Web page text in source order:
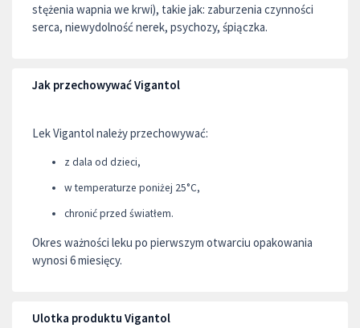
stężenia wapnia we krwi), takie jak: zaburzenia czynności
serca, niewydolność nerek, psychozy, śpiączka.
Jak przechowywać Vigantol
Lek Vigantol należy przechowywać:
z dala od dzieci,
w temperaturze poniżej 25°C,
chronić przed światłem.
Okres ważności leku po pierwszym otwarciu opakowania
wynosi 6 miesięcy.
Ulotka produktu Vigantol